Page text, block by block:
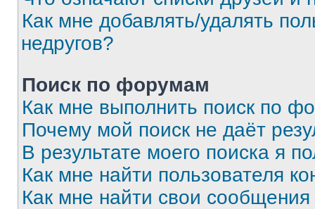
Как мне добавлять/удалять
недругов?
Поиск по форумам
Как мне выполнить поиск по
Почему мой поиск не даёт
В результате моего поиска я
Как мне найти пользователя
Как мне найти свои